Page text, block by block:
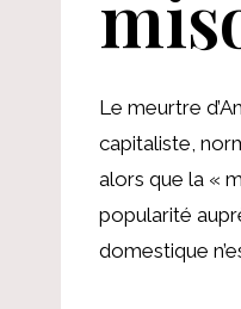
Le meurtre
capitaliste,
alors que la «
popularité
domestique